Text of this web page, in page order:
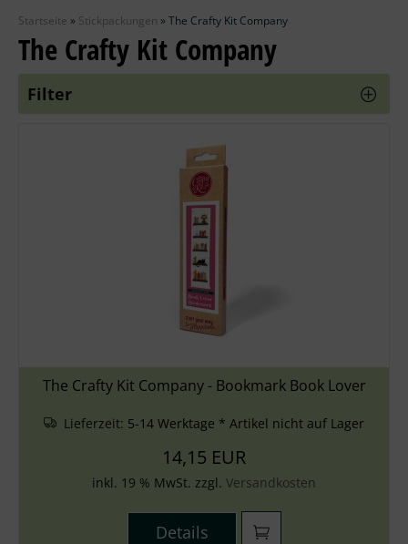
Wolle
Stricknadeln
Startseite » Stickpackungen »The Crafty Kit Company
The Crafty Kit Company
Filter
The Crafty Kit Company - Bookmark Book Lover
Lieferzeit: 5-14 Werktage * Artikel nicht auf Lager
14,15 EUR
inkl. 19 % MwSt. zzgl. Versandkosten
Details